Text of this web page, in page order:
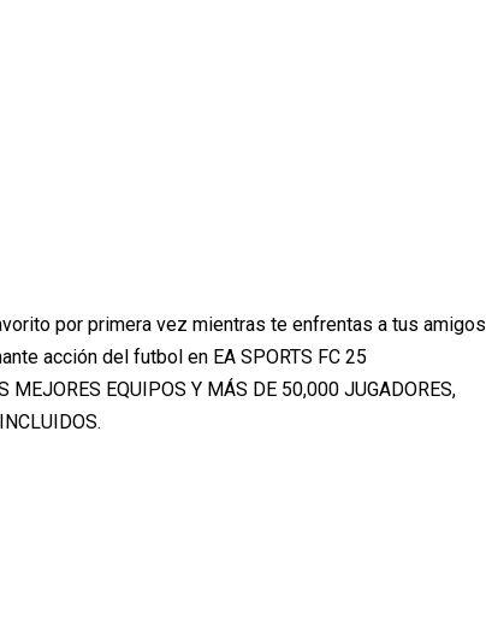
por primera vez mientras te enfrentas a tus amigos
acción del futbol en EA SPORTS FC 25
MEJORES EQUIPOS Y MÁS DE 50,000 JUGADORES,
INCLUIDOS.